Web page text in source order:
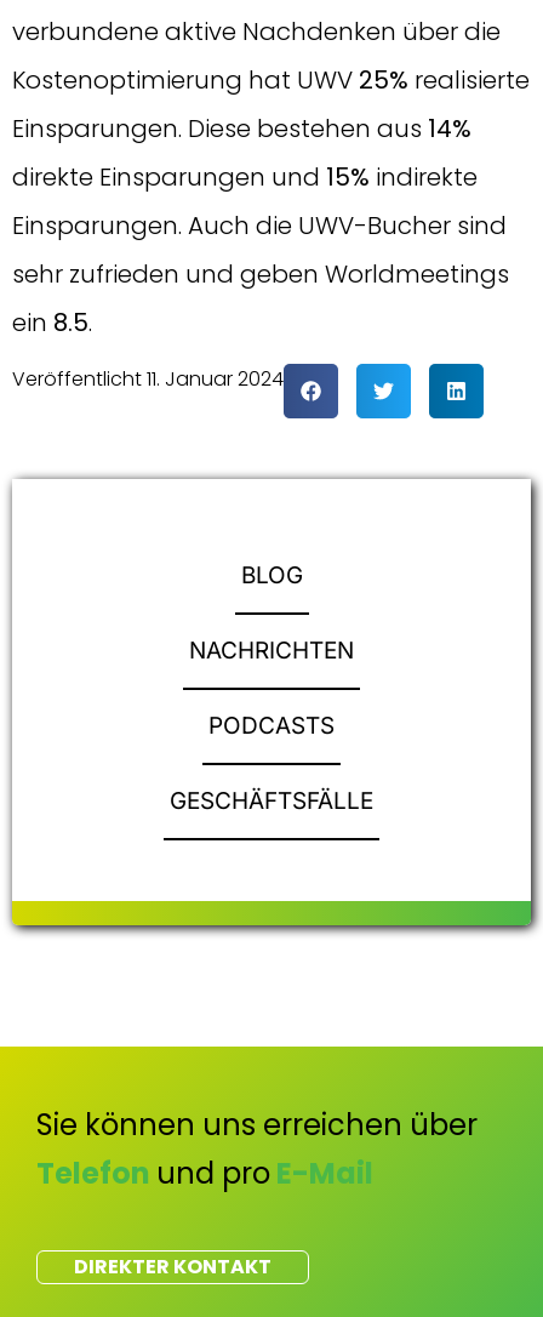
verbundene aktive Nachdenken über die
Kostenoptimierung hat UWV 25% realisierte
Einsparungen. Diese bestehen aus 14%
direkte Einsparungen und 15% indirekte
Einsparungen. Auch die UWV-Bucher sind
sehr zufrieden und geben Worldmeetings
ein 8.5.
Veröffentlicht11. Januar 2024
BLOG
NACHRICHTEN
PODCASTS
GESCHÄFTSFÄLLE
Sie können uns erreichen über
Telefon und proE-Mail
DIREKTER KONTAKT